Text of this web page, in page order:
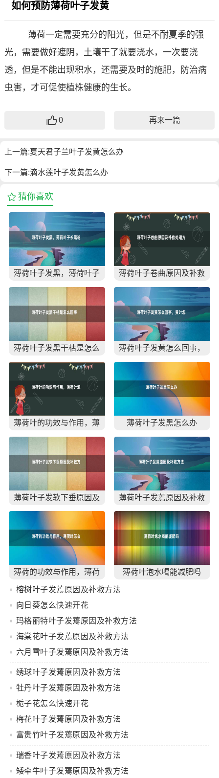
如何预防薄荷叶子发黄
薄荷一定需要充分的阳光，但是不耐夏季的强
光，需要做好遮阴，土壤干了就要浇水，一次要浇
透，但是不能出现积水，还需要及时的施肥，防治病
虫害，才可促使植株健康的生长。
0 再来一篇
上一篇:夏天君子兰叶子发黄怎么办
下一篇:滴水莲叶子发黄怎么办
猜你喜欢
薄荷叶子发黑，薄荷叶子
长黑斑怎么办
薄荷叶子卷曲原因及补救
处理方法
薄荷叶子发黑干枯是怎么
回事 薄荷叶子发黑干枯怎
么办(图)
薄荷叶子发黄怎么回事，
黄叶怎么办
薄荷叶的功效与作用，薄
荷叶泡水的功效
薄荷叶子发黑怎么办
薄荷叶子发软下垂原因及
补救方法
薄荷叶子发蔫原因及补救
方法
薄荷的功效与作用，薄荷
叶怎么吃
薄荷叶泡水喝能减肥吗
榕树叶子发蔫原因及补救方法
向日葵怎么快速开花
玛格丽特叶子发蔫原因及补救方法
海棠花叶子发蔫原因及补救方法
六月雪叶子发蔫原因及补救方法
绣球叶子发蔫原因及补救方法
牡丹叶子发蔫原因及补救方法
栀子花怎么快速开花
梅花叶子发蔫原因及补救方法
富贵竹叶子发蔫原因及补救方法
瑞香叶子发蔫原因及补救方法
矮牵牛叶子发蔫原因及补救方法